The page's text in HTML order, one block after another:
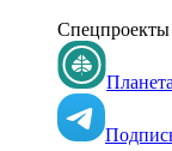
Спецпроекты